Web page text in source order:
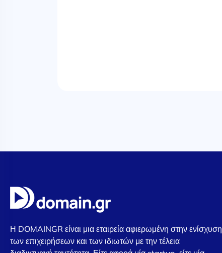
Η DOMAINGR είναι μια εταιρεία αφιερωμένη στην ενίσχυση
των επιχειρήσεων και των ιδιωτών με την τέλεια